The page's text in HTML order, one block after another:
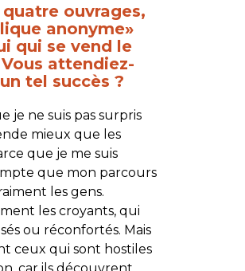
quatre ouvrages,
anonyme»
qui se vend le
attendiez-
tel succès ?
je ne suis pas surpris
mieux que les
que je me suis
que mon parcours
les gens.
les croyants, qui
ou réconfortés. Mais
ceux qui sont hostiles